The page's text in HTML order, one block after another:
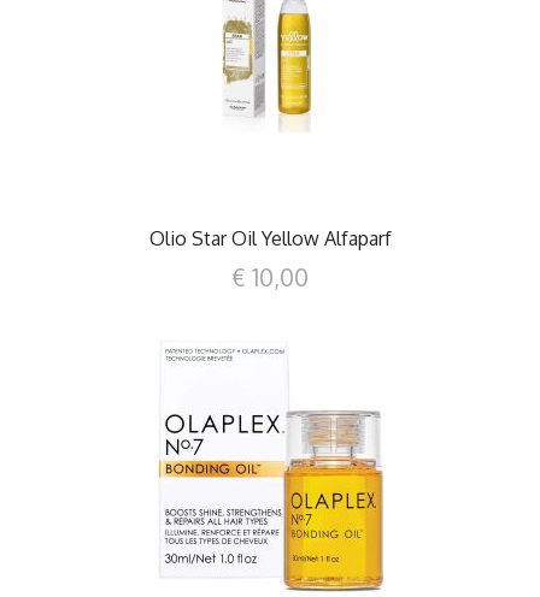
DETTAGLI
Olio Star Oil Yellow Alfaparf
€ 10,00
DETTAGLI